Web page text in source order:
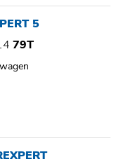
5
79T